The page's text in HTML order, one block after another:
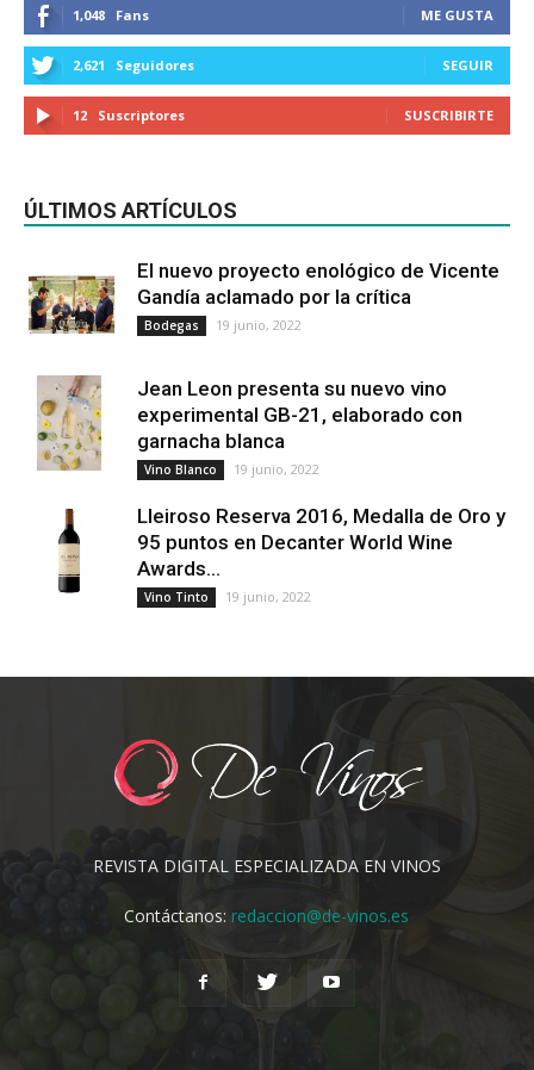
1,048 Fans ME GUSTA
2,621 Seguidores SEGUIR
12 Suscriptores SUSCRIBIRTE
ÚLTIMOS ARTÍCULOS
El nuevo proyecto enológico de Vicente
Gandía aclamado por la crítica
Bodegas 19 junio, 2022
Jean Leon presenta su nuevo vino
experimental GB-21, elaborado con
garnacha blanca
Vino Blanco 19 junio, 2022
Lleiroso Reserva 2016, Medalla de Oro y
95 puntos en Decanter World Wine
Awards...
Vino Tinto 19 junio, 2022
REVISTA DIGITAL ESPECIALIZADA EN VINOS
Contáctanos:redaccion@de-vinos.es